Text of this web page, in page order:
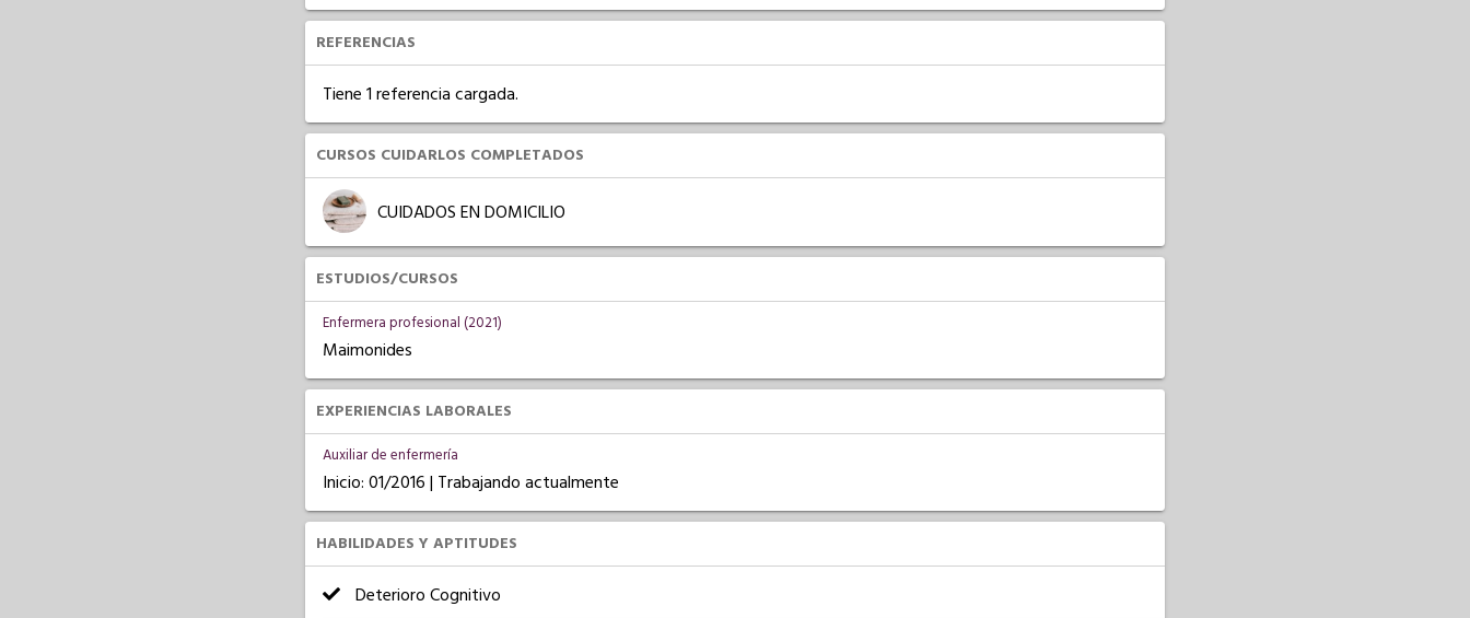
REFERENCIAS
Tiene 1 referencia cargada.
CURSOS CUIDARLOS COMPLETADOS
CUIDADOS EN DOMICILIO
ESTUDIOS/CURSOS
Enfermera profesional (2021)
Maimonides
EXPERIENCIAS LABORALES
Auxiliar de enfermería
Inicio: 01/2016 | Trabajando actualmente
HABILIDADES Y APTITUDES
Deterioro Cognitivo